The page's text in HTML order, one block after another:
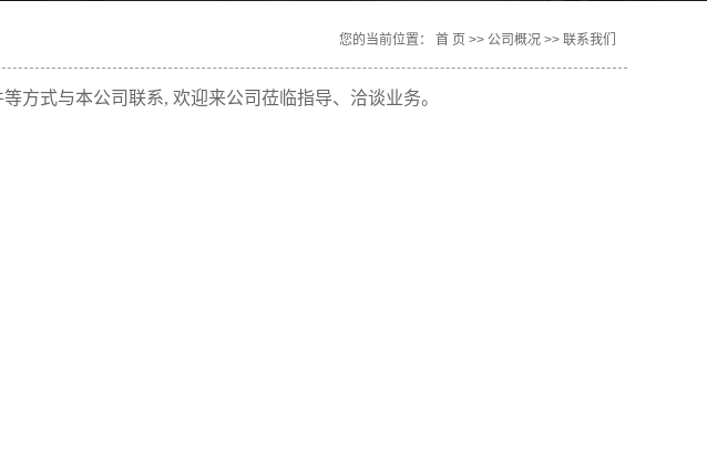
品罐式运输车系
您的当前位置： 首 页 >> 公司概况 >> 联系我们
方式与本公司联系, 欢迎来公司莅临指导、洽谈业务。